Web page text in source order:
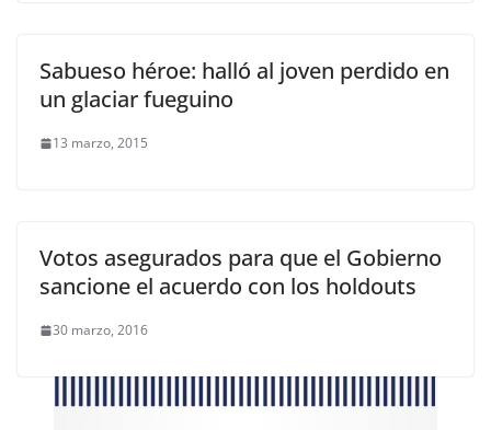
Sabueso héroe: halló al joven perdido en
un glaciar fueguino
13 marzo, 2015
Votos asegurados para que el Gobierno
sancione el acuerdo con los holdouts
30 marzo, 2016